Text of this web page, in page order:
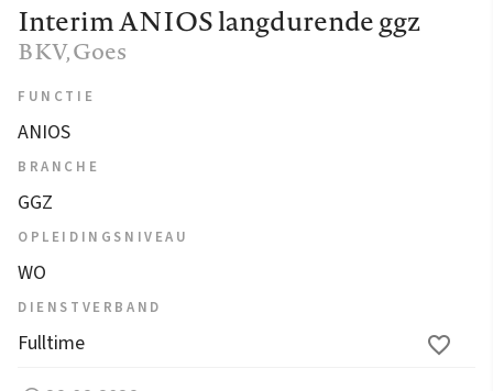
Interim ANIOS langdurende ggz
BKV, Goes
FUNCTIE
ANIOS
BRANCHE
GGZ
OPLEIDINGSNIVEAU
WO
DIENSTVERBAND
Fulltime